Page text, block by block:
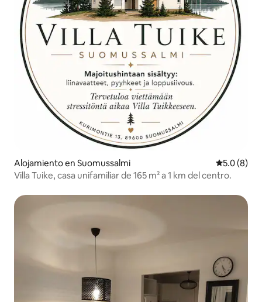
Alojamiento en Suomussalmi
5.0 (8)
Villa Tuike, casa unifamiliar de 165 m² a 1 km del centro.